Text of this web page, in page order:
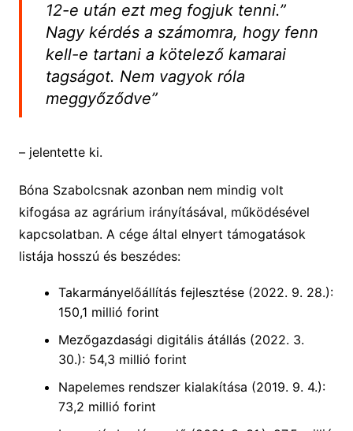
12-e után ezt meg fogjuk tenni.”
Nagy kérdés a számomra, hogy fenn
kell-e tartani a kötelező kamarai
tagságot. Nem vagyok róla
meggyőződve”
– jelentette ki.
Bóna Szabolcsnak azonban nem mindig volt
kifogása az agrárium irányításával, működésével
kapcsolatban. A cége által elnyert támogatások
listája hosszú és beszédes:
Takarmányelőállítás fejlesztése (2022. 9. 28.):
150,1 millió forint
Mezőgazdasági digitális átállás (2022. 3.
30.): 54,3 millió forint
Napelemes rendszer kialakítása (2019. 9. 4.):
73,2 millió forint